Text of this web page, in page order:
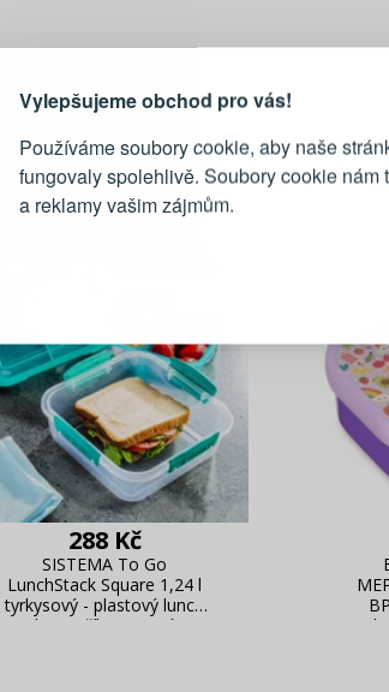
Vylepšujeme obchod pro vás!
Používáme soubory cookie, aby naše
fungovaly spolehlivě. Soubory cookie
a reklamy vašim zájmům.
288 Kč
SISTEMA To Go
LunchStack Square 1,24 l
tyrkysový - plastový lunch
box / tříkomorový
vytvořit účet
Živý náhled na změny v objednávce